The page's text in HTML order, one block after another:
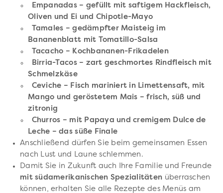
Empanadas – gefüllt mit saftigem Hackfleisch,
Oliven und Ei und Chipotle-Mayo
Tamales – gedämpfter Maisteig im
Bananenblatt mit Tomatillo-Salsa
Tacacho – Kochbananen-Frikadelen
Birria-Tacos – zart geschmortes Rindfleisch mit
Schmelzkäse
Ceviche – Fisch mariniert in Limettensaft, mit
Mango und geröstetem Mais – frisch, süß und
zitronig
Churros – mit Papaya und cremigem Dulce de
Leche – das süße Finale
Anschließend dürfen Sie beim gemeinsamen Essen
nach Lust und Laune schlemmen.
Damit Sie in Zukunft auch Ihre Familie und Freunde
mit südamerikanischen Spezialitäten überraschen
können, erhalten Sie alle Rezepte des Menüs am